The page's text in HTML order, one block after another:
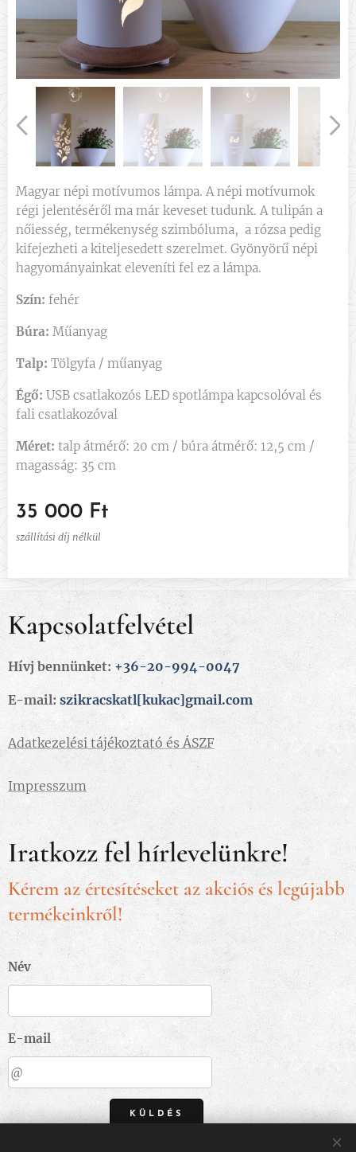
Magyar népi motívumos lámpa. A népi motívumok
régi jelentéséről ma már keveset tudunk. A tulipán a
nőiesség, termékenység szimbóluma, a rózsa pedig
kifejezheti a kiteljesedett szerelmet. Gyönyörű népi
hagyományainkat eleveníti fel ez a lámpa.
Szín: fehér
Búra: Műanyag
Talp: Tölgyfa / műanyag
Égő: USB csatlakozós LED spotlámpa kapcsolóval és
fali csatlakozóval
Méret: talp átmérő: 20 cm / búra átmérő: 12,5 cm /
magasság: 35 cm
35 000 Ft
szállítási díj nélkül
Kapcsolatfelvétel
Hívj bennünket: +36-20-994-0047
E-mail: szikracskatl[kukac]gmail.com
Adatkezelési tájékoztató és ÁSZF
Impresszum
Iratkozz fel hírlevelünkre!
Kérem az értesítéseket az akciós és legújabb
termékeinkről!
Név
E-mail
KÜLDÉS